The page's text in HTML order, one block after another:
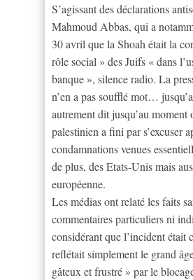
S’agissant des déclarations
Mahmoud Abbas, qui a
30 avril que la Shoah était la
rôle social » des Juifs « dans
banque », silence radio. La
n’en a pas soufflé mot…
autrement dit jusqu’au moment
palestinien a fini par s’excuser
condamnations venues
de plus, des Etats-Unis mais
européenne.
Les médias ont relaté les faits
commentaires particuliers ni
considérant que l’incident était
reflétait simplement le grand
gâteux et frustré » par le